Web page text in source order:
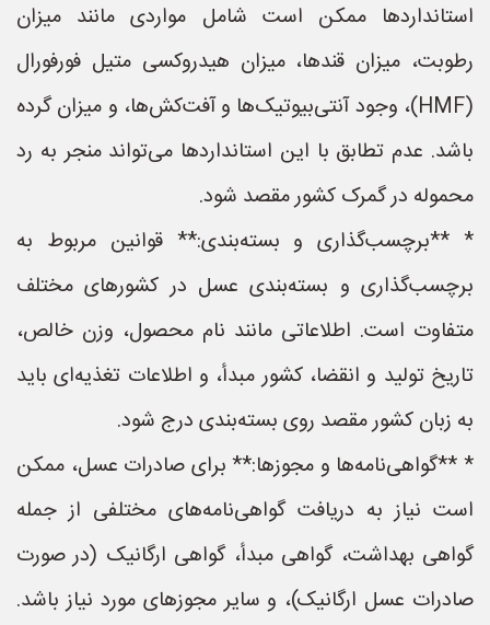
استانداردها ممکن است شامل مواردی مانند میزان
رطوبت، میزان قندها، میزان هیدروکسی متیل فورفورال
(HMF)، وجود آنتی‌بیوتیک‌ها و آفت‌کش‌ها، و میزان گرده
باشد. عدم تطابق با این استانداردها می‌تواند منجر به رد
محموله در گمرک کشور مقصد شود.
* **برچسب‌گذاری و بسته‌بندی:** قوانین مربوط به
برچسب‌گذاری و بسته‌بندی عسل در کشورهای مختلف
متفاوت است. اطلاعاتی مانند نام محصول، وزن خالص،
تاریخ تولید و انقضا، کشور مبدأ، و اطلاعات تغذیه‌ای باید
به زبان کشور مقصد روی بسته‌بندی درج شود.
* **گواهی‌نامه‌ها و مجوزها:** برای صادرات عسل، ممکن
است نیاز به دریافت گواهی‌نامه‌های مختلفی از جمله
گواهی بهداشت، گواهی مبدأ، گواهی ارگانیک (در صورت
صادرات عسل ارگانیک)، و سایر مجوزهای مورد نیاز باشد.